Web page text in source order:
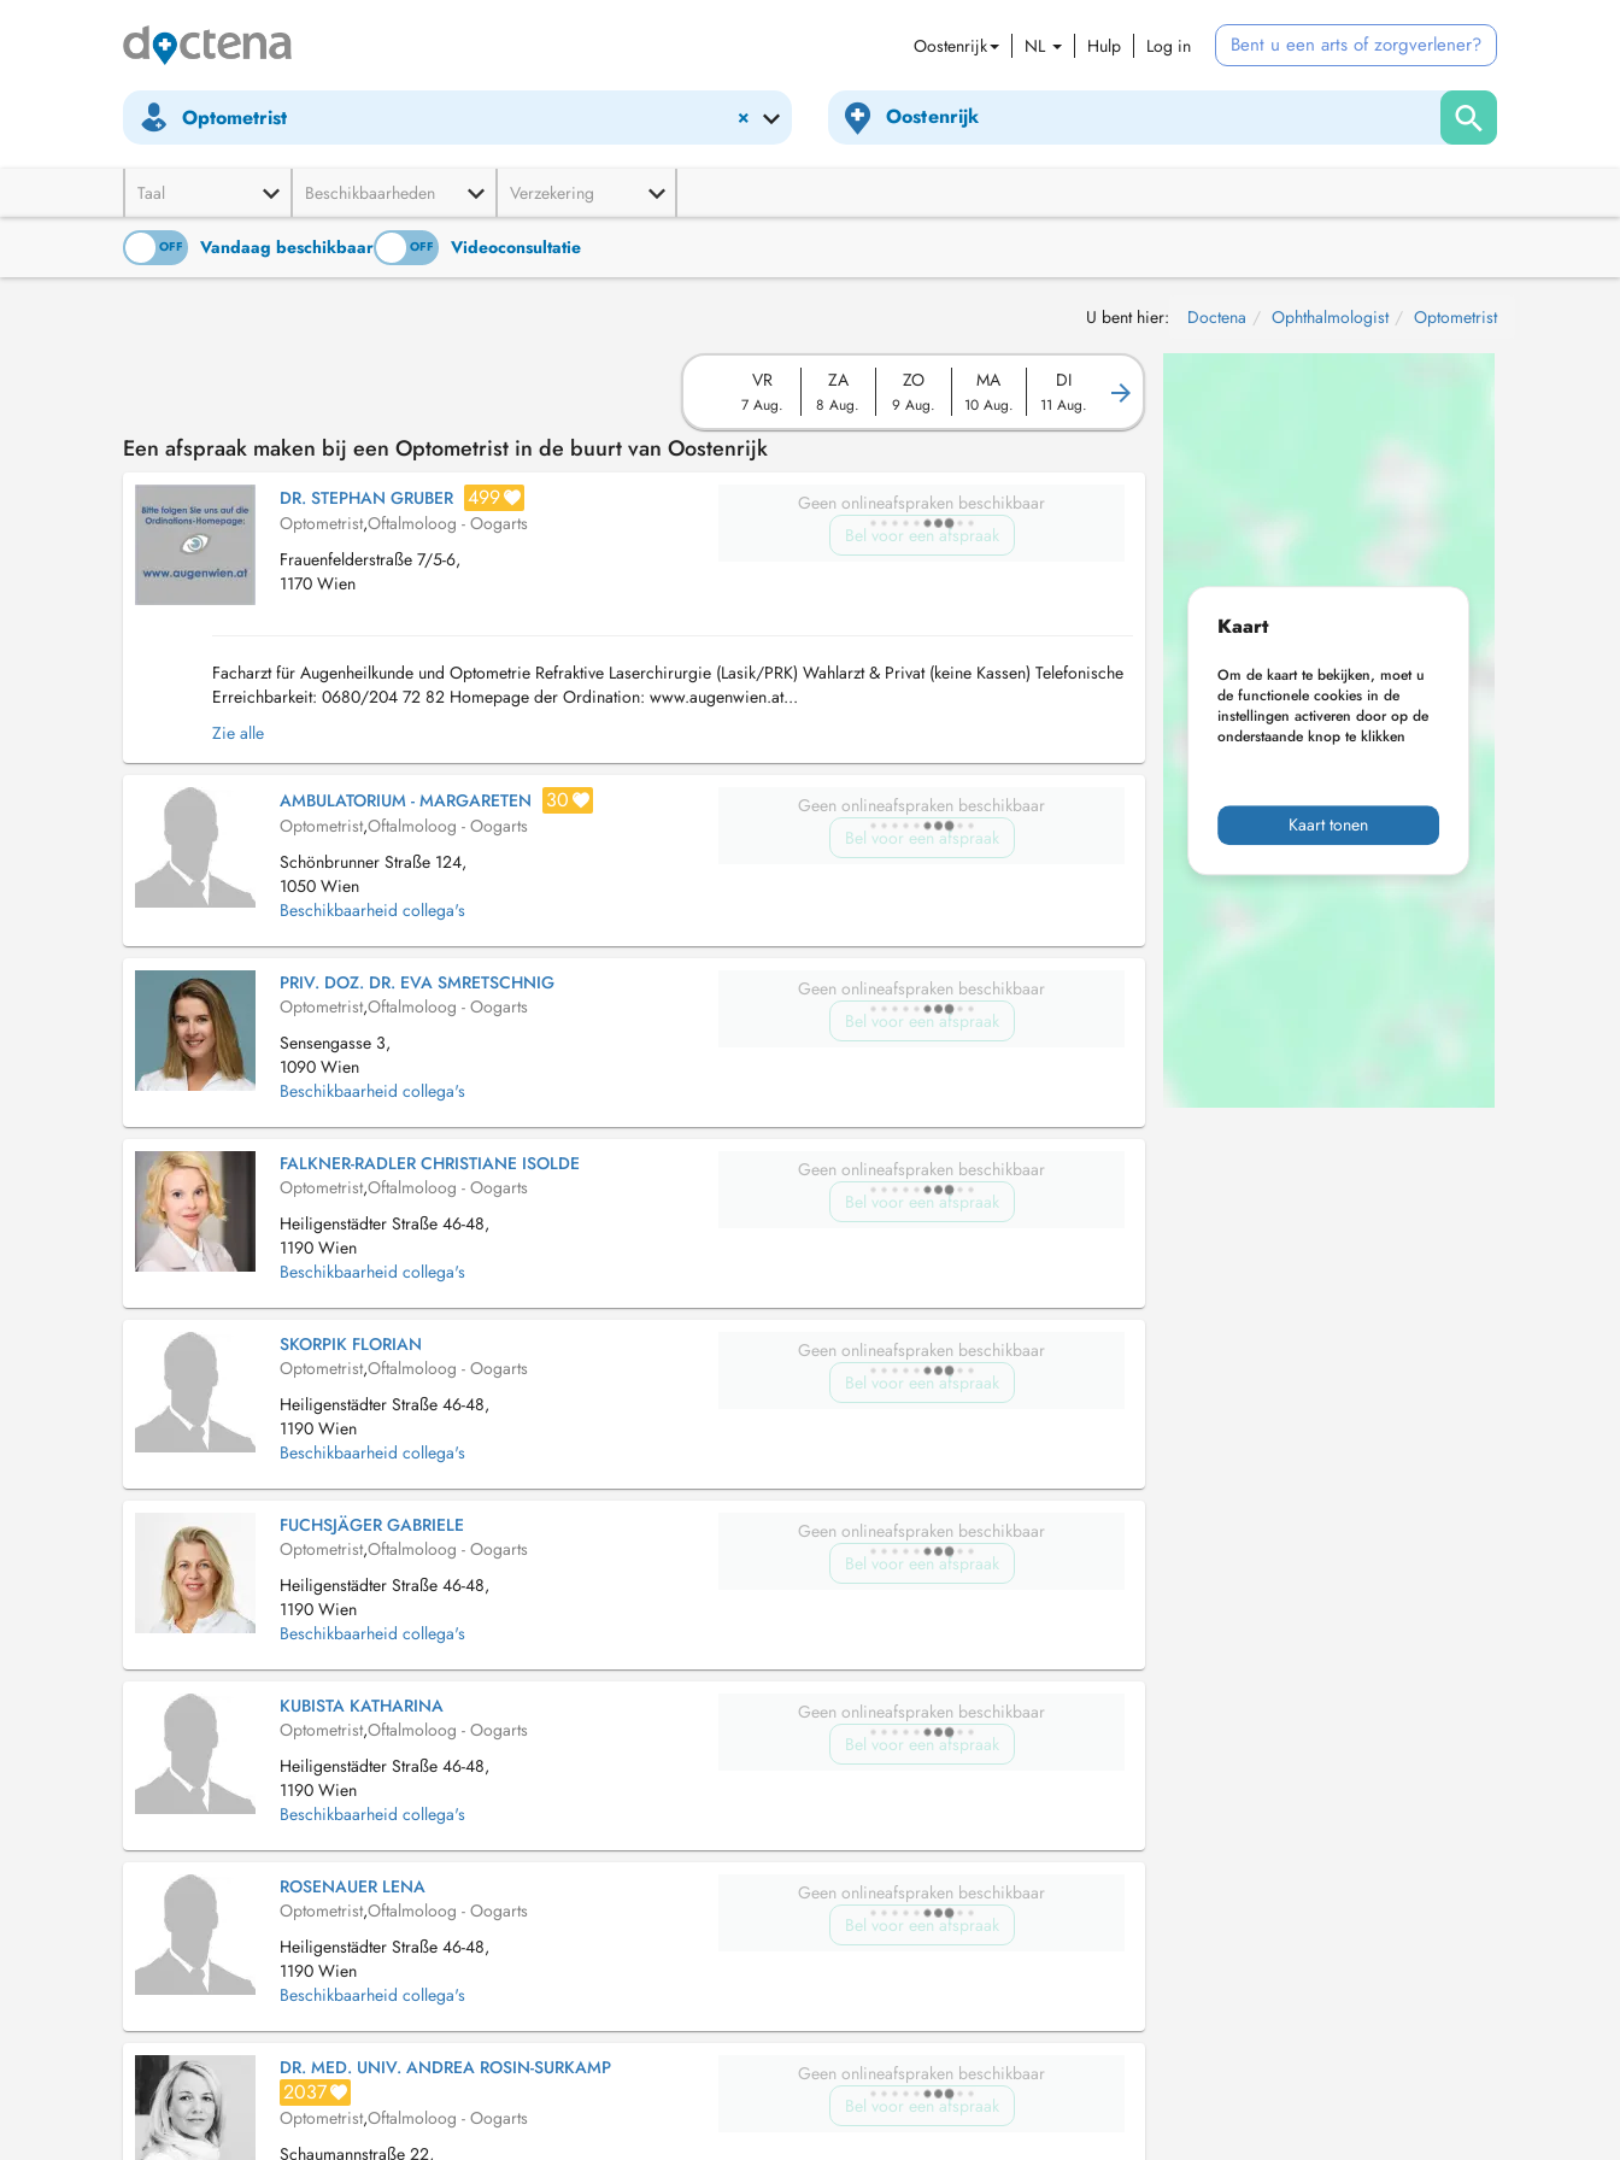
Oostenrijk NL Hulp Log in Bent u een arts of zorgverlener?
×
Optometrist
Taal Beschikbaarheden Verzekering
OFF Vandaag beschikbaar
ON OFF Videoconsultatie
U bent hier: Doctena Ophthalmologist Optometrist
VR
7 Aug.
ZA
8 Aug.
ZO
9 Aug.
MA
10 Aug.
DI
11 Aug.
Een afspraak maken bij een Optometrist in de buurt van Oostenrijk
DR. STEPHAN GRUBER 499
Optometrist,Oftalmoloog - Oogarts
Frauenfelderstraße 7/5-6,
1170 Wien
Geen onlineafspraken beschikbaar
Bel voor een afspraak
Facharzt für Augenheilkunde und Optometrie Refraktive Laserchirurgie (Lasik/PRK) Wahlarzt & Privat (keine Kassen) Telefonische
Erreichbarkeit: 0680/204 72 82 Homepage der Ordination: www.augenwien.at...
Zie alle
AMBULATORIUM - MARGARETEN 30
Optometrist,Oftalmoloog - Oogarts
Schönbrunner Straße 124,
1050 Wien
Beschikbaarheid collega's
Geen onlineafspraken beschikbaar
Bel voor een afspraak
PRIV. DOZ. DR. EVA SMRETSCHNIG
Optometrist,Oftalmoloog - Oogarts
Sensengasse 3,
1090 Wien
Beschikbaarheid collega's
Geen onlineafspraken beschikbaar
Bel voor een afspraak
FALKNER-RADLER CHRISTIANE ISOLDE
Optometrist,Oftalmoloog - Oogarts
Heiligenstädter Straße 46-48,
1190 Wien
Beschikbaarheid collega's
Geen onlineafspraken beschikbaar
Bel voor een afspraak
SKORPIK FLORIAN
Optometrist,Oftalmoloog - Oogarts
Heiligenstädter Straße 46-48,
1190 Wien
Beschikbaarheid collega's
Geen onlineafspraken beschikbaar
Bel voor een afspraak
FUCHSJÄGER GABRIELE
Optometrist,Oftalmoloog - Oogarts
Heiligenstädter Straße 46-48,
1190 Wien
Beschikbaarheid collega's
Geen onlineafspraken beschikbaar
Bel voor een afspraak
KUBISTA KATHARINA
Optometrist,Oftalmoloog - Oogarts
Heiligenstädter Straße 46-48,
1190 Wien
Beschikbaarheid collega's
Geen onlineafspraken beschikbaar
Bel voor een afspraak
ROSENAUER LENA
Optometrist,Oftalmoloog - Oogarts
Heiligenstädter Straße 46-48,
1190 Wien
Beschikbaarheid collega's
Geen onlineafspraken beschikbaar
Bel voor een afspraak
DR. MED. UNIV. ANDREA ROSIN-SURKAMP
2037
Optometrist,Oftalmoloog - Oogarts
Schaumannstraße 22,
Geen onlineafspraken beschikbaar
Bel voor een afspraak
Kaart
Om de kaart te bekijken, moet u
de functionele cookies in de
instellingen activeren door op de
onderstaande knop te klikken
Kaart tonen